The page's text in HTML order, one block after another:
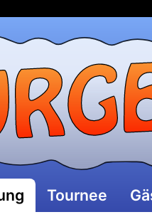
Tournee